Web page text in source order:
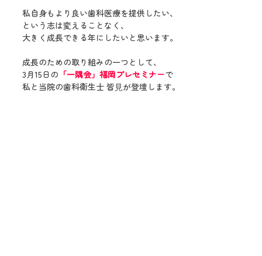
私自身もより良い歯科医療を提供したい、
という志は変えることなく、
大きく成長できる年にしたいと思います。
成長のための取り組みの一つとして、
3月15日の 「一隅会」福岡プレセミナーで
私と当院の歯科衛生士 皆⾒が登壇します。